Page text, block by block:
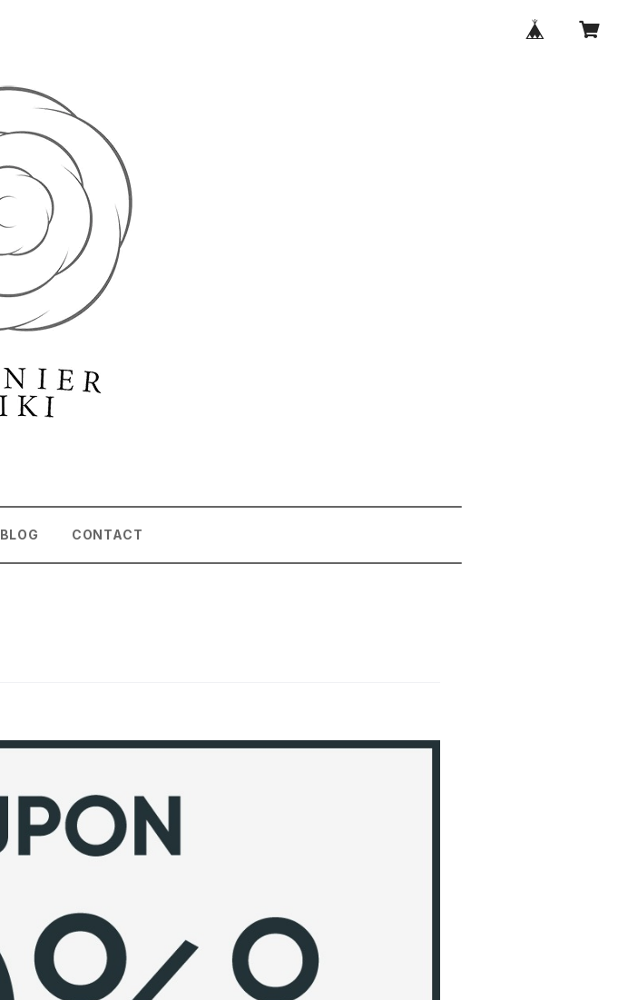
BLOG CONTACT